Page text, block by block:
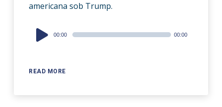
americana sob Trump.
READ MORE
Audio
Player
00:00 00:00